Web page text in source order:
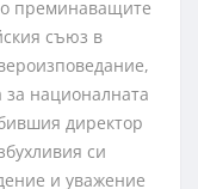
преминаващите
съюз в
за националната
директор
си
и уважение